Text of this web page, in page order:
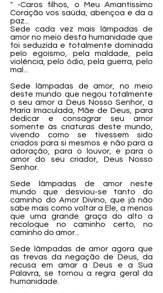
" -Caros filhos, o Meu Amantíssimo
Coração vos saúda, abençoa e da a
paz...
Sede cada vez mais lâmpadas de
amor no meio desta humanidade que
foi seduzida e totalmente dominada
pelo egoísmo, pela maldade, pela
violência, pelo ódio, pela guerra, pelo
mal...
Sede lâmpadas de amor, no meio
deste mundo que negou totalmente
o seu amor a Deus Nosso Senhor, a
Maria Imaculada, Mãe de Deus, para
dedicar e consagrar seu amor
somente às criaturas deste mundo,
vivendo como se tivessem sido
criados para si mesmos e não para a
adoração, para o louvor, e para o
amor do seu criador, Deus Nosso
Senhor.
Sede lâmpadas de amor neste
mundo que desviou-se tanto do
caminho do Amor Divino, que já não
sabe mais como voltar a Ele, a menos
que uma grande graça do alto a
recoloque no caminho certo, no
caminho do amor...
Sede lâmpadas de amor agora que
as trevas da negação de Deus, da
recusa em amar a Deus e a Sua
Palavra, se tornou a regra geral da
humanidade.